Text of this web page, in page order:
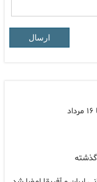
ارسال